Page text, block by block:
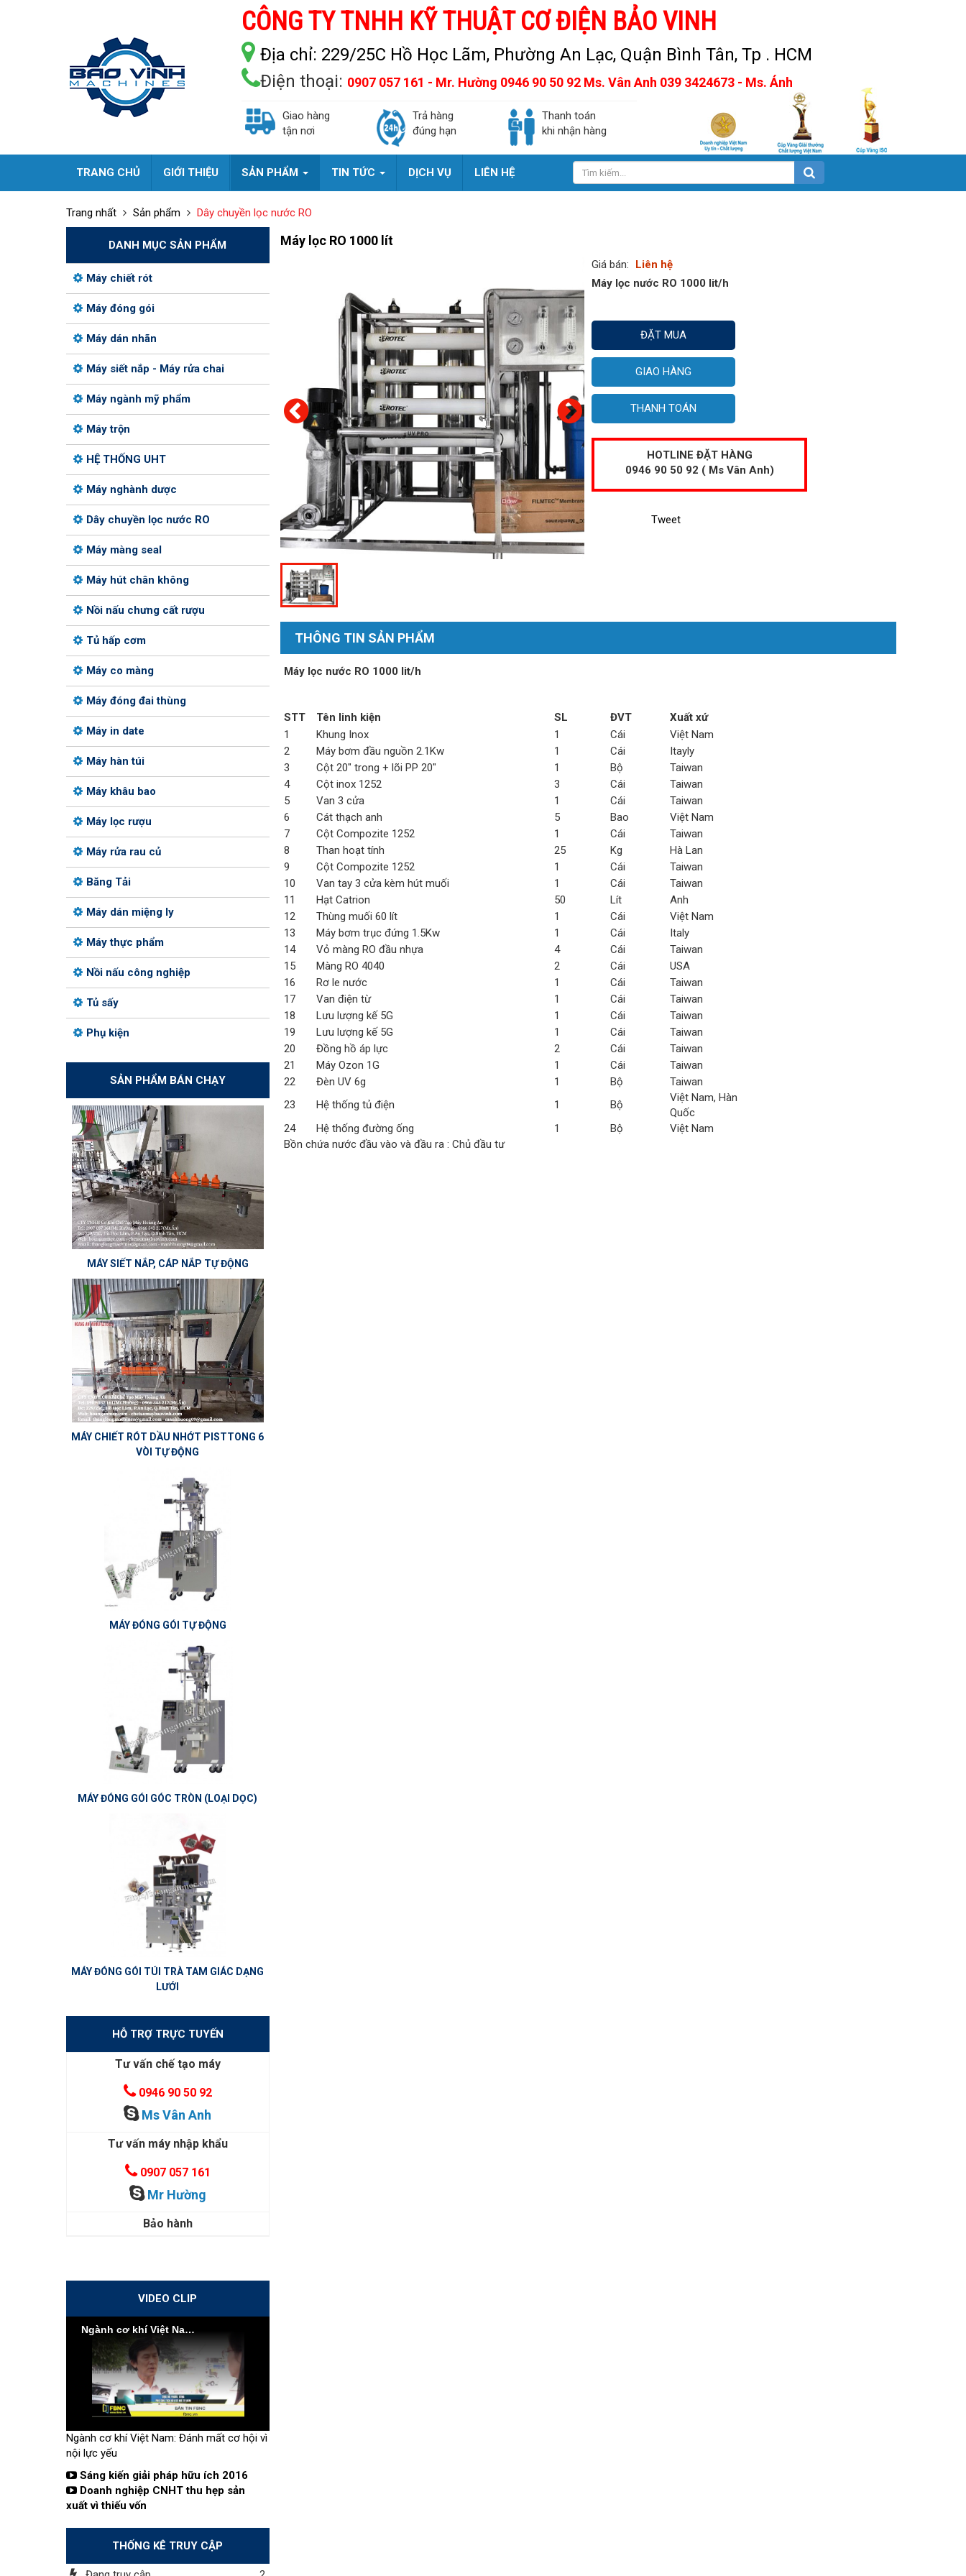
CÔNG TY TNHH KỸ THUẬT CƠ ĐIỆN BẢO VINH
Địa chỉ: 229/25C Hồ Học Lãm, Phường An Lạc, Quận Bình Tân, Tp . HCM
Điện thoại: 0907 057 161 - Mr. Hường 0946 90 50 92 Ms. Vân Anh 039 3424673 - Ms. Ánh
Giao hàng
tận nơi
Trả hàng
đúng hạn
Thanh toán
khi nhận hàng
TRANG CHỦ GIỚI THIỆU SẢN PHẨM TIN TỨC DỊCH VỤ LIÊN HỆ
Trang nhất Sản phẩm Dây chuyền lọc nước RO
Máy lọc RO 1000 lít
Giá bán:
Liên hệ
Máy lọc nước RO 1000 lit/h
ĐẶT MUA
GIAO HÀNG
THANH TOÁN
HOTLINE ĐẶT HÀNG
0946 90 50 92 ( Ms Vân Anh)
Tweet
THÔNG TIN SẢN PHẨM
Máy lọc nước RO 1000 lit/h
STT Tên linh kiện SL ĐVT
Xuất xứ
1
Khung Inox 1 Cái
Việt Nam
2
Máy bơm đầu nguồn 2.1Kw 1 Cái
Itayly
3
Cột 20" trong + lõi PP 20" 1 Bộ
Taiwan
4
Cột inox 1252 3 Cái
Taiwan
5
Van 3 cửa 1 Cái
Taiwan
6
Cát thạch anh 5 Bao
Việt Nam
7
Cột Compozite 1252 1 Cái
Taiwan
8
Than hoạt tính 25 Kg
Hà Lan
9
Cột Compozite 1252 1 Cái
Taiwan
10
Van tay 3 cửa kèm hút muối 1 Cái
Taiwan
11
Hạt Catrion 50 Lít
Anh
12
Thùng muối 60 lít 1 Cái
Việt Nam
13
Máy bơm trục đứng 1.5Kw 1 Cái
Italy
14
Vỏ màng RO đầu nhựa 4 Cái
Taiwan
15
Màng RO 4040 2 Cái
USA
16
Rơ le nước 1 Cái
Taiwan
17
Van điện từ 1 Cái
Taiwan
18
Lưu lượng kế 5G 1 Cái
Taiwan
19
Lưu lượng kế 5G 1 Cái
Taiwan
20
Đồng hồ áp lực 2 Cái
Taiwan
21
Máy Ozon 1G 1 Cái
Taiwan
22
Đèn UV 6g 1 Bộ
Taiwan
23
Hệ thống tủ điện 1 Bộ
Việt Nam, Hàn
Quốc
24
Hệ thống đường ống 1 Bộ
Việt Nam
Bồn chứa nước đầu vào và đầu ra : Chủ đầu tư
DANH MỤC SẢN PHẨM
Máy chiết rót
Máy đóng gói
Máy dán nhãn
Máy siết nắp - Máy rửa chai
Máy ngành mỹ phẩm
Máy trộn
HỆ THỐNG UHT
Máy nghành dược
Dây chuyền lọc nước RO
Máy màng seal
Máy hút chân không
Nồi nấu chưng cất rượu
Tủ hấp cơm
Máy co màng
Máy đóng đai thùng
Máy in date
Máy hàn túi
Máy khâu bao
Máy lọc rượu
Máy rửa rau củ
Băng Tải
Máy dán miệng ly
Máy thực phẩm
Nồi nấu công nghiệp
Tủ sấy
Phụ kiện
SẢN PHẨM BÁN CHẠY
MÁY SIẾT NẮP, CÁP NẮP TỰ ĐỘNG
MÁY CHIẾT RÓT DẦU NHỚT PISTTONG 6
VÒI TỰ ĐỘNG
MÁY ĐÓNG GÓI TỰ ĐỘNG
MÁY ĐÓNG GÓI GÓC TRÒN (LOẠI DỌC)
MÁY ĐÓNG GÓI TÚI TRÀ TAM GIÁC DẠNG
LƯỚI
HỖ TRỢ TRỰC TUYẾN
Tư vấn chế tạo máy
0946 90 50 92
Ms Vân Anh
Tư vấn máy nhập khẩu
0907 057 161
Mr Hường
Bảo hành
VIDEO CLIP
Ngành cơ khí Việt Nam: Đánh mất cơ hội vì nội lực yếu
Ngành cơ khí Việt Nam: Đánh mất cơ hội vì
nội lực yếu
Sáng kiến giải pháp hữu ích 2016
Doanh nghiệp CNHT thu hẹp sản
xuất vì thiếu vốn
THỐNG KÊ TRUY CẬP